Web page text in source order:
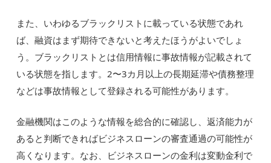
また、いわゆるブラックリストに載っている状態であれ
ば、融資はまず期待できないと考えたほうがよいでしょ
う。ブラックリストとは信用情報に事故情報が記載されて
いる状態を指します。2〜3カ月以上の長期延滞や債務整理
などは事故情報として登録される可能性があります。
金融機関はこのような情報を総合的に確認し、返済能力が
あると判断できればビジネスローンの審査通過の可能性が
高くなります。なお、ビジネスローンの金利は変動金利で